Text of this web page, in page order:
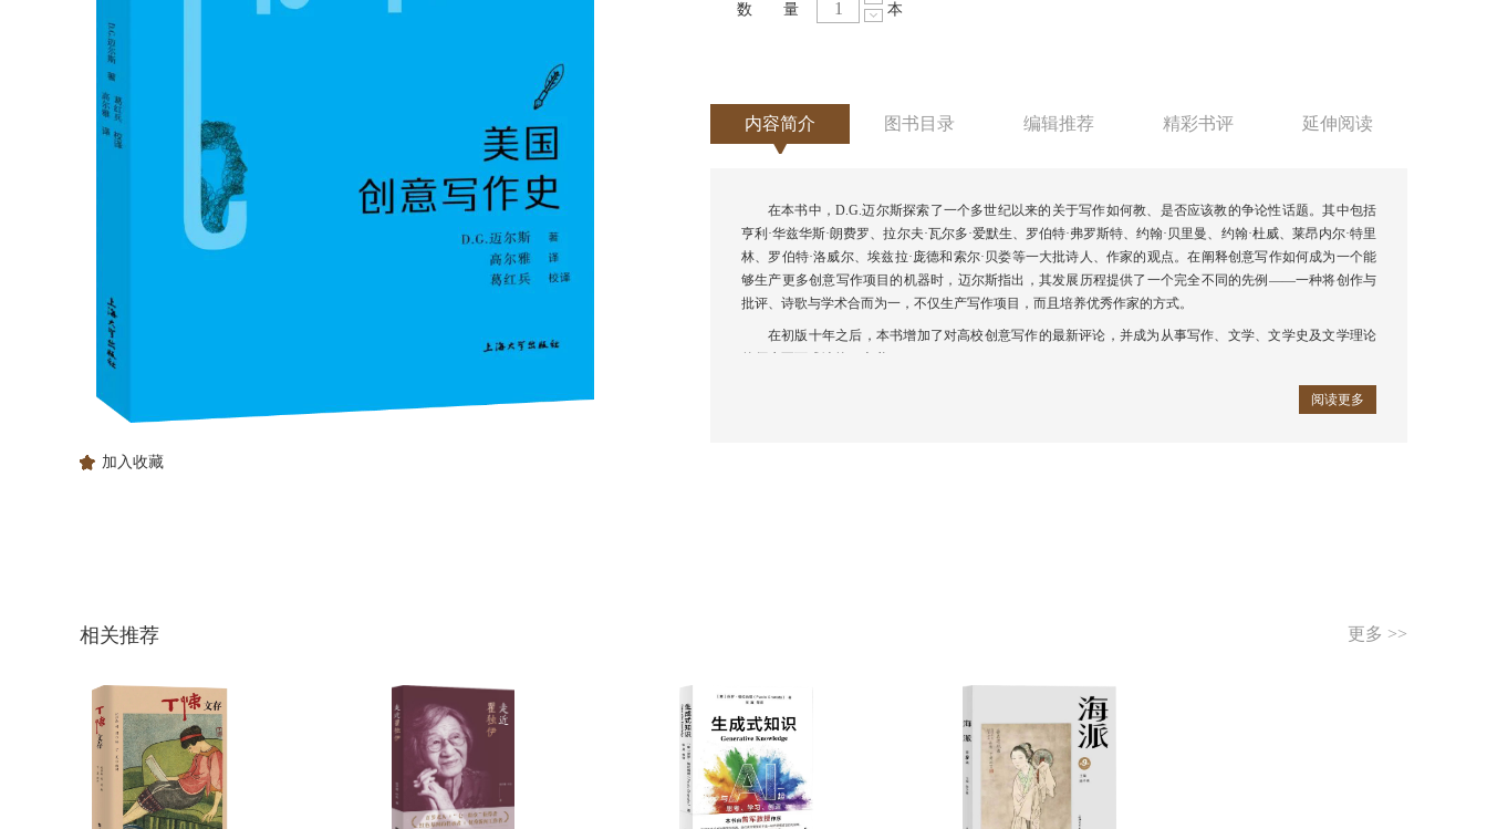
加入收藏
数 量 本
内容简介 图书目录 编辑推荐 精彩书评 延伸阅读
在本书中，D.G.迈尔斯探索了一个多世纪以来的关于写作如何教、是否应该教的争论性话题。其中包括
亨利·华兹华斯·朗费罗、拉尔夫·瓦尔多·爱默生、罗伯特·弗罗斯特、约翰·贝里曼、约翰·杜威、莱昂内尔·特里
林、罗伯特·洛威尔、埃兹拉·庞德和索尔·贝娄等一大批诗人、作家的观点。在阐释创意写作如何成为一个能
够生产更多创意写作项目的机器时，迈尔斯指出，其发展历程提供了一个完全不同的先例——一种将创作与
批评、诗歌与学术合而为一，不仅生产写作项目，而且培养优秀作家的方式。
在初版十年之后，本书增加了对高校创意写作的最新评论，并成为从事写作、文学、文学史及文学理论
阅读更多
相关推荐 更多 >>